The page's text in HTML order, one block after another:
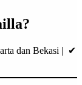
dan Bekasi | ✔